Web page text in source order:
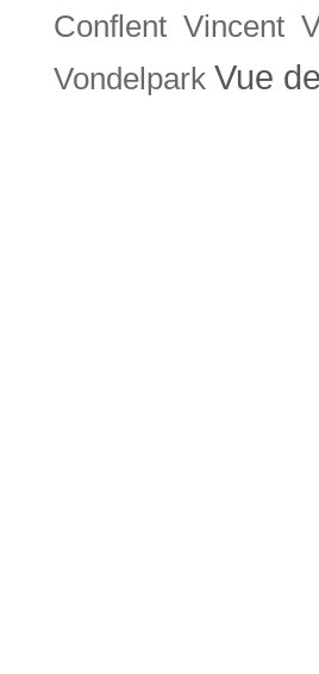
Conflent Vincent
Vondelpark Vue